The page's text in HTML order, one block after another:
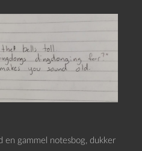
en gammel notesbog, dukker